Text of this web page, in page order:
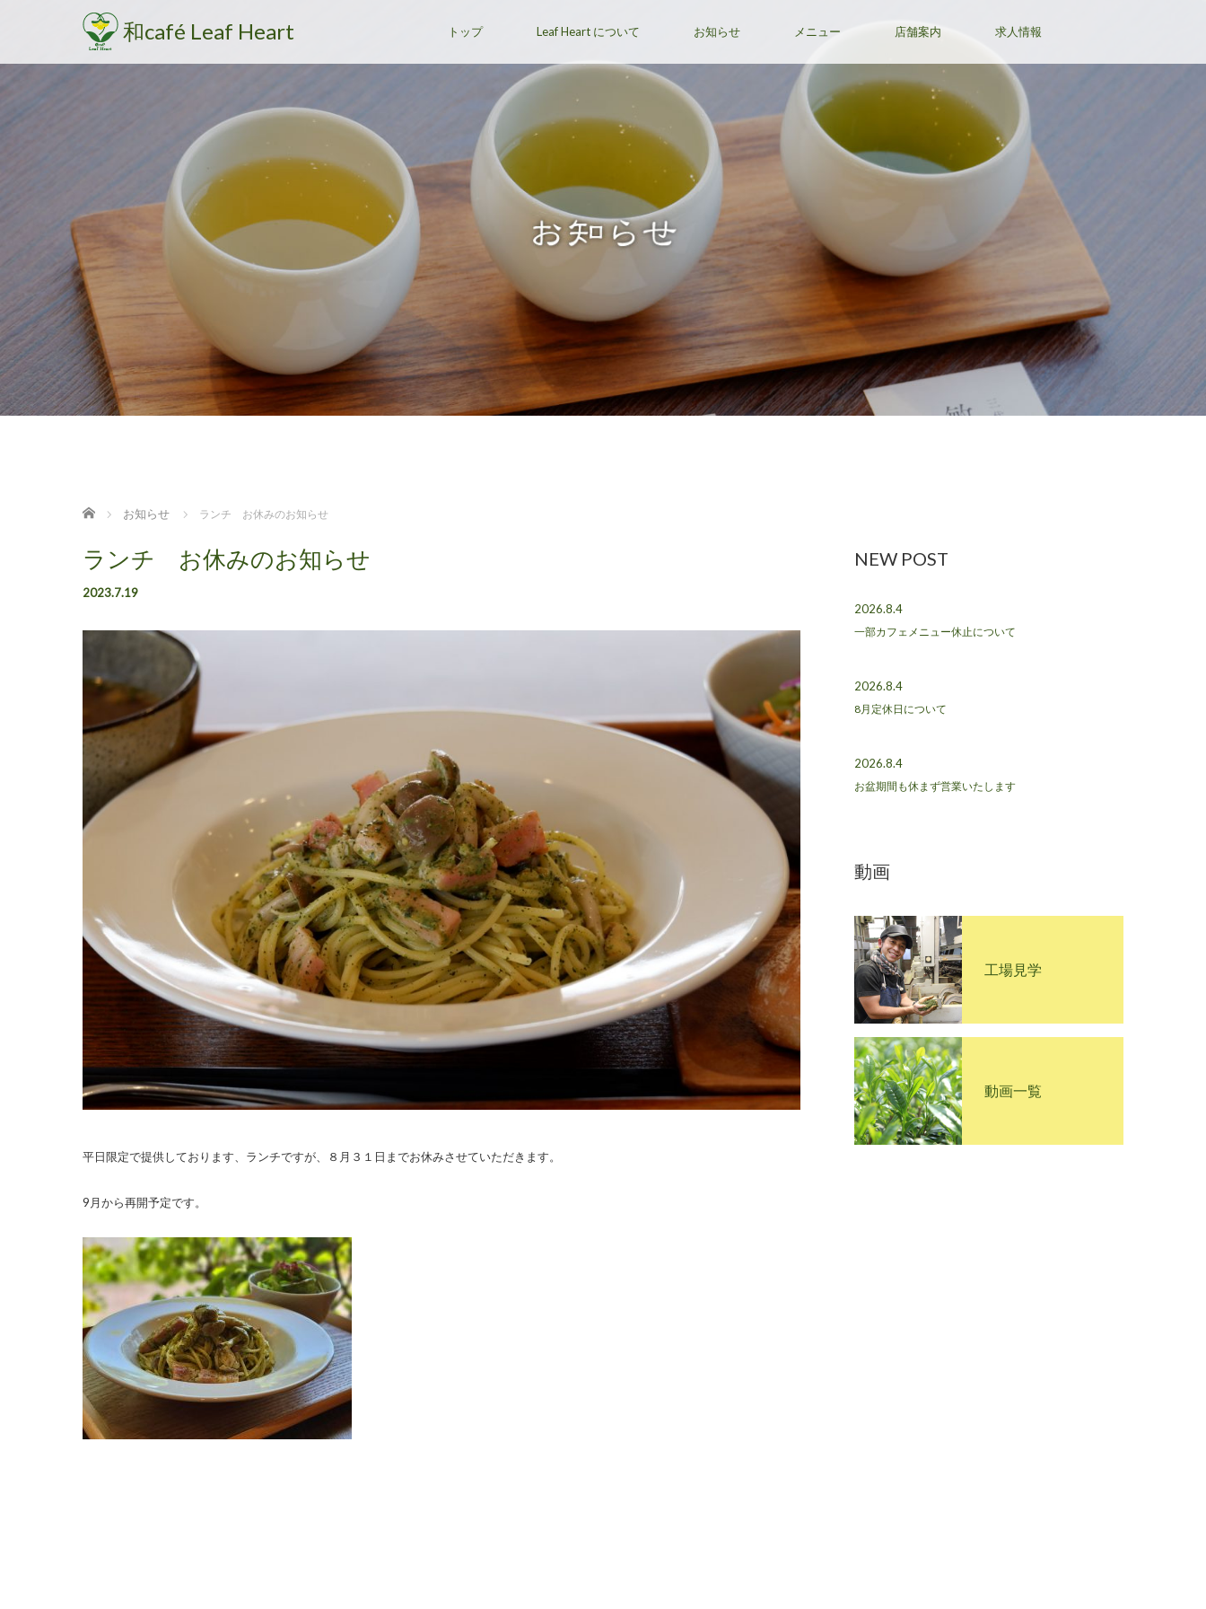
和café Leaf Heart トップ Leaf Heart について お知らせ メニュー 店舗案内 求人情報
ホーム お知らせ ランチ お休みのお知らせ
ランチ お休みのお知らせ
2023.7.19
平日限定で提供しております、ランチですが、８月３１日までお休みさせていただきます。
9月から再開予定です。
NEW POST
2026.8.4
一部カフェメニュー休止について
2026.8.4
8月定休日について
2026.8.4
お盆期間も休まず営業いたします
動画
工場見学
動画一覧